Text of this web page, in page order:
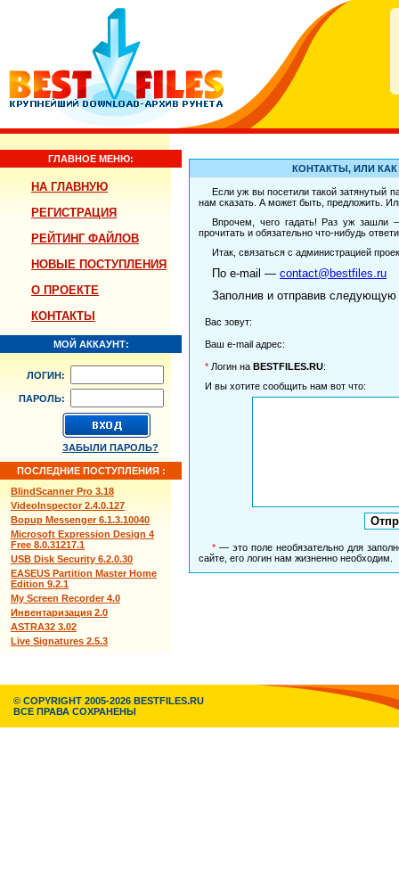
ГЛАВНОЕ МЕНЮ:
НА ГЛАВНУЮ
РЕГИСТРАЦИЯ
РЕЙТИНГ ФАЙЛОВ
НОВЫЕ ПОСТУПЛЕНИЯ
О ПРОЕКТЕ
КОНТАКТЫ
МОЙ АККАУНТ:
ЛОГИН:
ПАРОЛЬ:
ЗАБЫЛИ ПАРОЛЬ?
ПОСЛЕДНИЕ ПОСТУПЛЕНИЯ :
BlindScanner Pro 3.18
VideoInspector 2.4.0.127
Bopup Messenger 6.1.3.10040
Microsoft Expression Design 4
Free 8.0.31217.1
USB Disk Security 6.2.0.30
EASEUS Partition Master Home
Edition 9.2.1
My Screen Recorder 4.0
Инвентаризация 2.0
ASTRA32 3.02
Live Signatures 2.5.3
КОНТАКТЫ, ИЛИ
Если уж вы посетили такой затянутый
нам сказать. А может быть, предложить.
Впрочем, чего гадать! Раз уж
прочитать и обязательно что-нибудь
Итак, связаться с администрацией
По e-mail — contact@bestfiles.ru
Заполнив и отправив
Вас зовут:
Ваш e-mail адрес:
* Логин на BESTFILES.RU:
И вы хотите сообщить нам вот что:
* — это поле необязательно для
сайте, его логин нам жизненно необходим.
© COPYRIGHT 2005-2026 BESTFILES.RU
ВСЕ ПРАВА СОХРАНЕНЫ